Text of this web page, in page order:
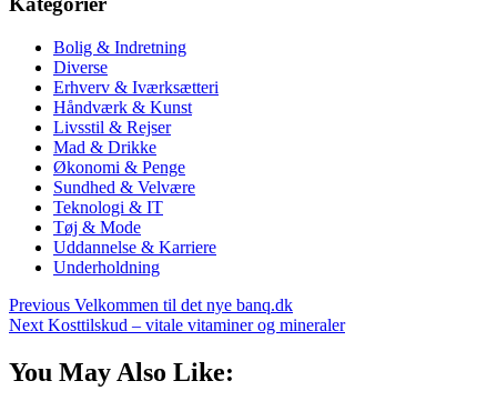
Bolig & Indretning
Diverse
Erhverv & Iværksætteri
Håndværk & Kunst
Livsstil & Rejser
Mad & Drikke
Økonomi & Penge
Sundhed & Velvære
Teknologi & IT
Tøj & Mode
Uddannelse & Karriere
Underholdning
Previous Velkommen til det nye banq.dk
Next Kosttilskud – vitale vitaminer og mineraler
You May Also Like: